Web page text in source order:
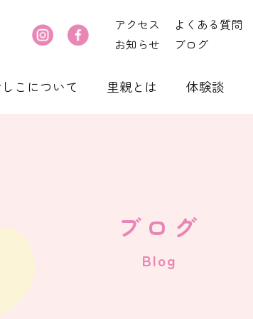
アクセス
お知らせ
よくある質問
ブログ
こについて 里親とは 体験談
ブログ
Blog